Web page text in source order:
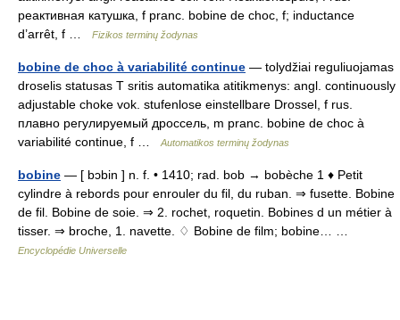
реактивная катушка, f pranc. bobine de choc, f; inductance
d’arrêt, f …
Fizikos terminų žodynas
bobine de choc à variabilité continue — tolydžiai reguliuojamas
droselis statusas T sritis automatika atitikmenys: angl. continuously
adjustable choke vok. stufenlose einstellbare Drossel, f rus.
плавно регулируемый дроссель, m pranc. bobine de choc à
variabilité continue, f …
Automatikos terminų žodynas
bobine — [ bɔbin ] n. f. • 1410; rad. bob → bobèche 1 ♦ Petit
cylindre à rebords pour enrouler du fil, du ruban. ⇒ fusette. Bobine
de fil. Bobine de soie. ⇒ 2. rochet, roquetin. Bobines d un métier à
tisser. ⇒ broche, 1. navette. ♢ Bobine de film; bobine… …
Encyclopédie Universelle